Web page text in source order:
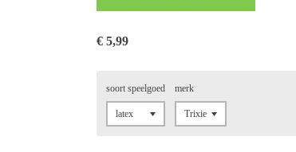
€ 5,99
soort speelgoed merk